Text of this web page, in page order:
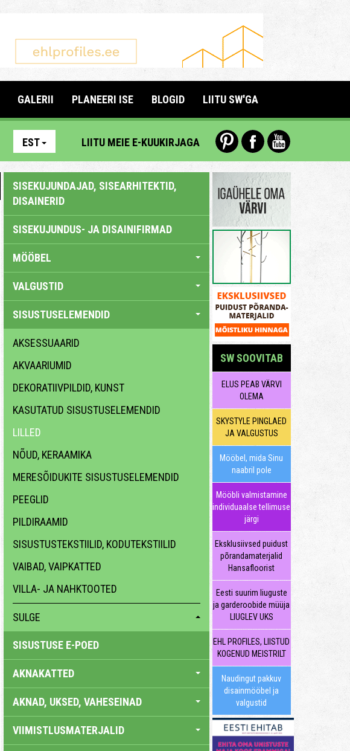
GALERII PLANEERI ISE BLOGID LIITU SW'GA
EST LIITU MEIE E-KUUKIRJAGA
SISEKUJUNDAJAD, SISEARHITEKTID,
DISAINERID
SISEKUJUNDUS- JA DISAINIFIRMAD
MÖÖBEL
VALGUSTID
SISUSTUSELEMENDID
AKSESSUAARID
AKVAARIUMID
DEKORATIIVPILDID, KUNST
KASUTATUD SISUSTUSELEMENDID
LILLED
NÕUD, KERAAMIKA
MERESÕIDUKITE SISUSTUSELEMENDID
PEEGLID
PILDIRAAMID
SISUSTUSTEKSTIILID, KODUTEKSTIILID
VAIBAD, VAIPKATTED
VILLA- JA NAHKTOOTED
SULGE
SISUSTUSE E-POED
AKNAKATTED
AKNAD, UKSED, VAHESEINAD
VIIMISTLUSMATERJALID
SW SOOVITAB
ELUS PEAB VÄRVI
OLEMA
SKYSTYLE PINGLAED
JA VALGUSTUS
Mööbel, mida Sinu
naabril pole
Mööbli valmistamine
individuaalse tellimuse
järgi
Eksklusiivsed puidust
põrandamaterjalid
Hansafloorist
Eesti suurim liuguste
ja garderoobide müüja
LIUGLEV UKS
EHL PROFILES, LIISTUD
KOGENUD MEISTRILT
Naudingut pakkuv
disainmööbel ja
valgustid